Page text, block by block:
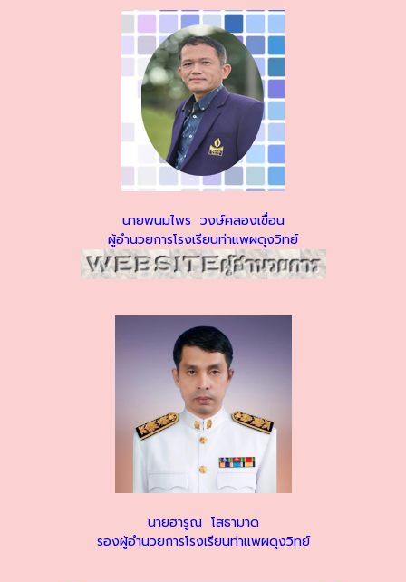
นายพนมไพร วงษ์คลองเขื่อน
ผู้อำนวยการโรงเรียนท่าแพผดุงวิทย์
นายฮารูณ โสธามาด
รองผู้อำนวยการโรงเรียนท่าแพผดุงวิทย์